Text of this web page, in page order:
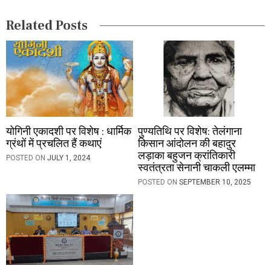
o
n
Related Posts
योगिनी एकादशी पर विशेष : धार्मिक
ग्रंथों में प्रचलित हैं कथाएं
POSTED ON JULY 1, 2024
पुण्यतिथि पर विशेष: तेलंगाना
किसान आंदोलन की बहादुर
लड़ाका बहुजन क्रांतिकारी
स्वतंत्रता सेनानी चाकली एलम्मा
POSTED ONSEPTEMBER 10, 2025